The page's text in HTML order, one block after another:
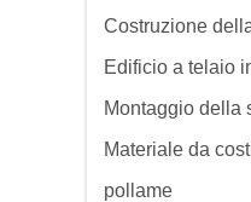
Costruzione
Edificio a telaio
Montaggio della
Materiale da
pollame